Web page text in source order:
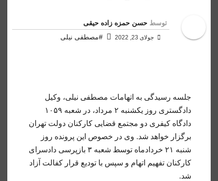
توسط حسن حمزه زاده حیقی
جولای 23, 2022 #مصطفی نیلی
جلسه رسیدگی به اتهامات مصطفی نیلی، وکیل
دادگستری روز یکشنبه ۲ مرداد، در شعبه ۱۰۵۹
دادگاه کیفری دو مجتمع قضایی کارکنان دولت تهران
برگزار خواهد شد. وی در خصوص این پرونده روز
شنبه ۲۱ خردادماه توسط شعبه ۳ بازپرسی دادسرای
کارکنان تفهیم اتهام و سپس با تودیع قرار کفالت آزاد
شد.